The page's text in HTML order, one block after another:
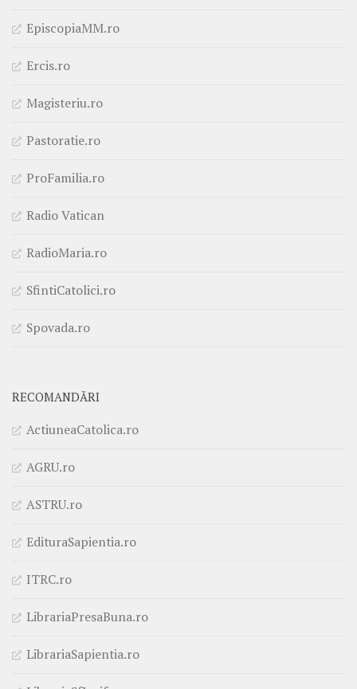
EpiscopiaMM.ro
Ercis.ro
Magisteriu.ro
Pastoratie.ro
ProFamilia.ro
Radio Vatican
RadioMaria.ro
SfintiCatolici.ro
Spovada.ro
RECOMANDĂRI
ActiuneaCatolica.ro
AGRU.ro
ASTRU.ro
EdituraSapientia.ro
ITRC.ro
LibrariaPresaBuna.ro
LibrariaSapientia.ro